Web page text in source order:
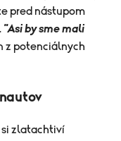
pred nástupom
"Asi by sme mali
z potenciálnych
si zlatachtiví